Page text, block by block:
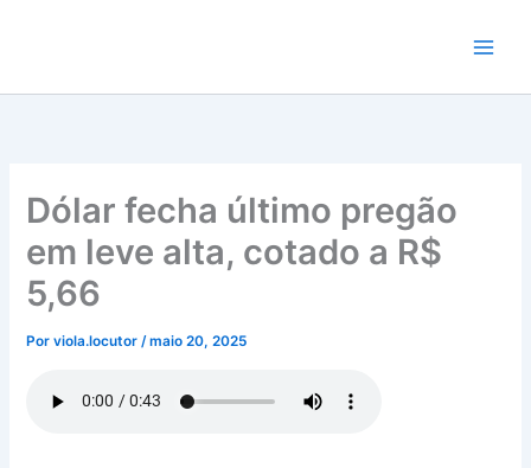
conteúdo
Dólar fecha último pregão
em leve alta, cotado a R$
5,66
Porviola.locutor/maio 20, 2025